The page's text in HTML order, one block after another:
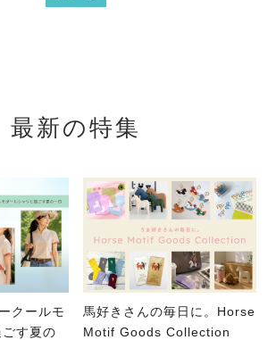
最新の特集
クールモ
す夏の
馬好きさんの毎日に。Horse
Motif Goods Collection